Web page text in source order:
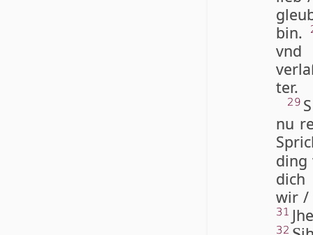
bin.
vnd
ter.
29
nu
ding
wir /
31
32